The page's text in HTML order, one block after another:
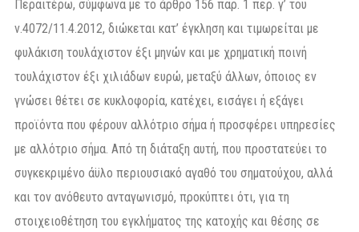
Περαιτέρω, σύμφωνα με το άρθρο 156 παρ. 1 περ. γ’ του
ν.4072/11.4.2012, διώκεται κατ’ έγκληση και τιμωρείται με
φυλάκιση τουλάχιστον έξι μηνών και με χρηματική ποινή
τουλάχιστον έξι χιλιάδων ευρώ, μεταξύ άλλων, όποιος εν
γνώσει θέτει σε κυκλοφορία, κατέχει, εισάγει ή εξάγει
προϊόντα που φέρουν αλλότριο σήμα ή προσφέρει υπηρεσίες
με αλλότριο σήμα. Από τη διάταξη αυτή, που προστατεύει το
συγκεκριμένο άϋλο περιουσιακό αγαθό του σηματούχου, αλλά
και τον ανόθευτο ανταγωνισμό, προκύπτει ότι, για τη
στοιχειοθέτηση του εγκλήματος της κατοχής και θέσης σε